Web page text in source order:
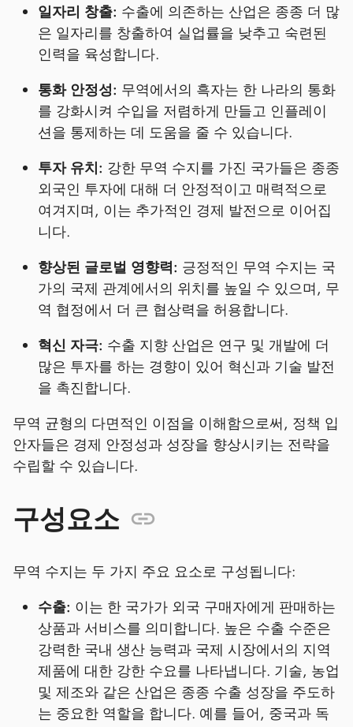
일자리 창출: 수출에 의존하는 산업은 종종 더 많
은 일자리를 창출하여 실업률을 낮추고 숙련된
인력을 육성합니다.
통화 안정성: 무역에서의 흑자는 한 나라의 통화
를 강화시켜 수입을 저렴하게 만들고 인플레이
션을 통제하는 데 도움을 줄 수 있습니다.
투자 유치: 강한 무역 수지를 가진 국가들은 종종
외국인 투자에 대해 더 안정적이고 매력적으로
여겨지며, 이는 추가적인 경제 발전으로 이어집
니다.
향상된 글로벌 영향력: 긍정적인 무역 수지는 국
가의 국제 관계에서의 위치를 높일 수 있으며, 무
역 협정에서 더 큰 협상력을 허용합니다.
혁신 자극: 수출 지향 산업은 연구 및 개발에 더
많은 투자를 하는 경향이 있어 혁신과 기술 발전
을 촉진합니다.
무역 균형의 다면적인 이점을 이해함으로써, 정책 입
안자들은 경제 안정성과 성장을 향상시키는 전략을
수립할 수 있습니다.
구성요소
무역 수지는 두 가지 주요 요소로 구성됩니다:
수출: 이는 한 국가가 외국 구매자에게 판매하는
상품과 서비스를 의미합니다. 높은 수출 수준은
강력한 국내 생산 능력과 국제 시장에서의 지역
제품에 대한 강한 수요를 나타냅니다. 기술, 농업
및 제조와 같은 산업은 종종 수출 성장을 주도하
는 중요한 역할을 합니다. 예를 들어, 중국과 독